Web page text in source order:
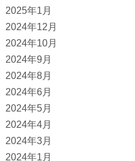
2025年1月
2024年12月
2024年10月
2024年9月
2024年8月
2024年6月
2024年5月
2024年4月
2024年3月
2024年1月